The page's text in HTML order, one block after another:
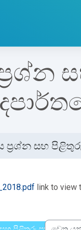
සහ
link to view